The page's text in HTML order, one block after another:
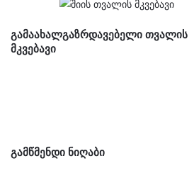
ᲒᲐᲛᲐᲐᲮᲐᲚᲒᲐᲖᲠᲓᲐᲕᲔᲑᲔᲚᲘ ᲗᲕᲐᲚᲘᲡ
ᲛᲙᲕᲔᲑᲐᲕᲘ
ᲒᲐᲛᲬᲛᲔᲜᲓᲘ ᲜᲘᲦᲐᲑᲘ